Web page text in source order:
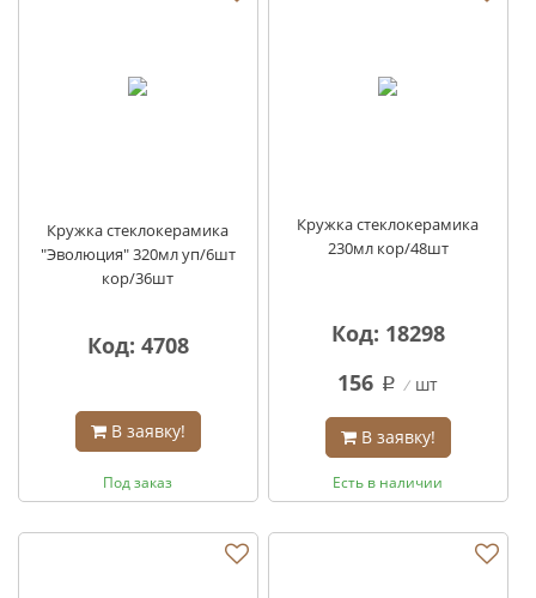
Кружка стеклокерамика
"Эволюция" 320мл уп/6шт
кор/36шт
Код: 4708
В заявку!
Под заказ
Кружка стеклокерамика
230мл кор/48шт
Код: 18298
156 q шт
В заявку!
Есть в наличии